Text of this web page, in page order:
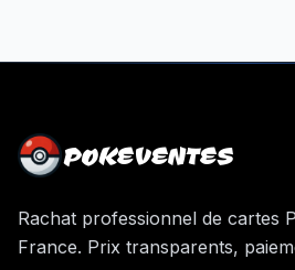
POKEVENTES
Rachat professionnel de cartes
France. Prix transparents,